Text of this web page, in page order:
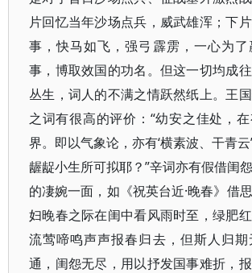
片回忆当年沙场点兵，威武雄浑；下
事，快马如飞，强弓霹雳，一心为
事，博取效国的功名。但这一切均成
丛生，词人的不满之情跃然纸上。王
之词有很高的评价：“幼安之佳处，
界。即以气象论，亦有‘横素波、干青
龌龊小生所可拟耶？”辛词亦有假借闺
的凄婉一面，如《祝英台近·晚春》借
妇晚春之际在闺中看风雨时至，绿肥
流莺啼鸣声声报春归去，但斯人归
通，闺怨无尽，用以抒发国事难折，